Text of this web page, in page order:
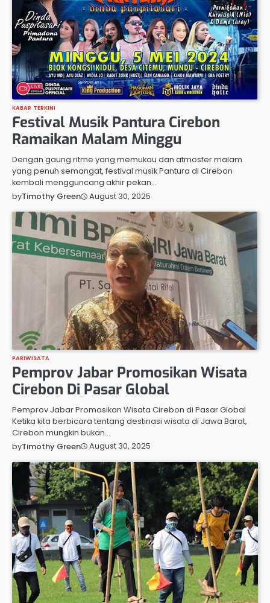
KABAR TERKINI
Festival Musik Pantura Cirebon
Ramaikan Malam Minggu
Dengan gaung ritme yang memukau dan atmosfer malam
yang penuh semangat, festival musik Pantura di Cirebon
kembali mengguncang akhir pekan…
byTimothy Green August 30, 2025
PARIWISATA
Pemprov Jabar Promosikan Wisata
Cirebon Di Pasar Global
Pemprov Jabar Promosikan Wisata Cirebon di Pasar Global
Ketika kita berbicara tentang destinasi wisata di Jawa Barat,
Cirebon mungkin bukan…
byTimothy Green August 30, 2025